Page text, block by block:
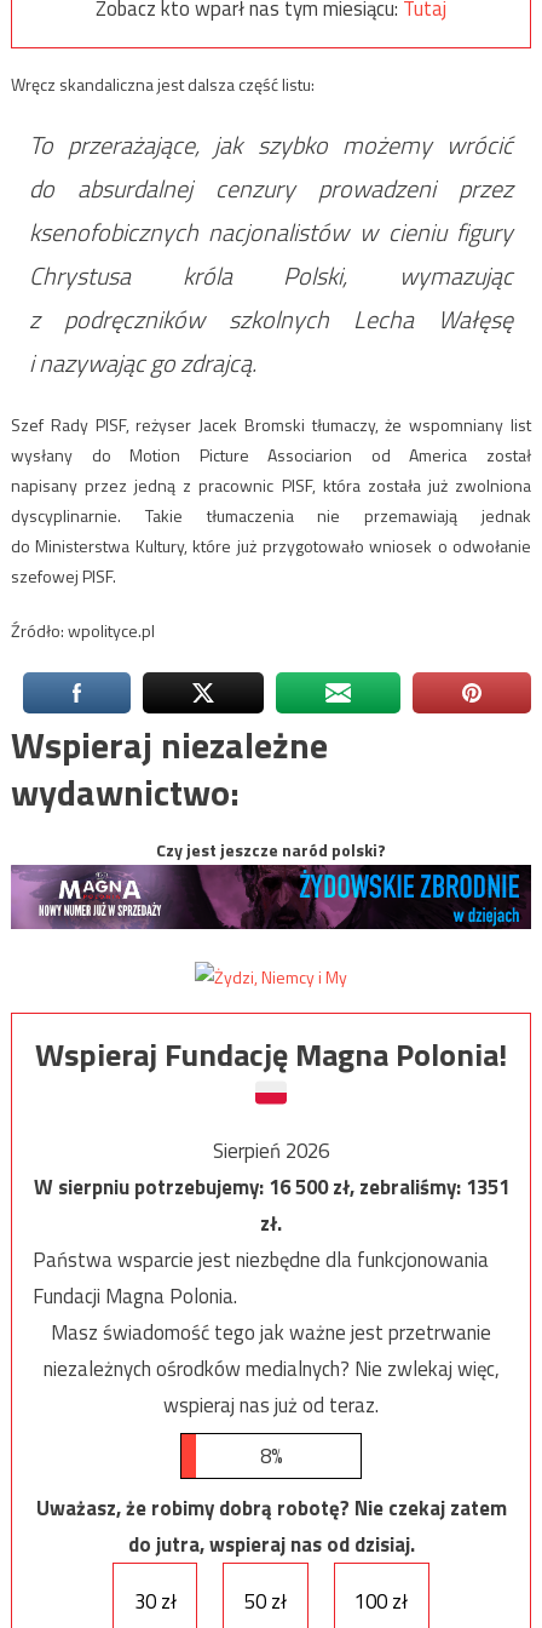
Zobacz kto wparł nas tym miesiącu: Tutaj
Wręcz skandaliczna jest dalsza część listu:
To przerażające, jak szybko możemy wrócić
do absurdalnej cenzury prowadzeni przez
ksenofobicznych nacjonalistów w cieniu figury
Chrystusa króla Polski, wymazując
z podręczników szkolnych Lecha Wałęsę
i nazywając go zdrajcą.
Szef Rady PISF, reżyser Jacek Bromski tłumaczy, że wspomniany list
wysłany do Motion Picture Associarion od America został
napisany przez jedną z pracownic PISF, która została już zwolniona
dyscyplinarnie. Takie tłumaczenia nie przemawiają jednak
do Ministerstwa Kultury, które już przygotowało wniosek o odwołanie
szefowejPISF.
Źródło: wpolityce.pl
Wspieraj niezależne
wydawnictwo:
Czy jest jeszcze naród polski?
Wspieraj Fundację Magna Polonia!
Sierpień 2026
W sierpniu potrzebujemy:16 500zł, zebraliśmy:1351
zł.
Państwa wsparcie jest niezbędne dla funkcjonowania
Fundacji Magna Polonia.
Masz świadomość tego jak ważne jest przetrwanie
niezależnych ośrodków medialnych? Nie zwlekaj więc,
wspieraj nas już od teraz.
8%
Uważasz, że robimy dobrą robotę? Nie czekaj zatem
do jutra, wspieraj nas od dzisiaj.
30 zł
50 zł 100 zł